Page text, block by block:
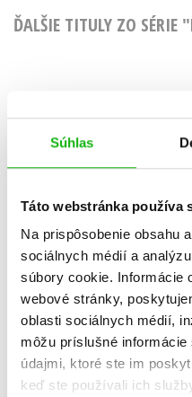
Súhlas
Táto webstránka používa
Na prispôsobenie obsahu
sociálnych médií a
súbory cookie. Informácie
webové stránky,
oblasti sociálnych médií,
môžu príslušné
údajmi, ktoré ste im
keď ste používali ich
ĎALŠIE TITULY ZO SÉRIE